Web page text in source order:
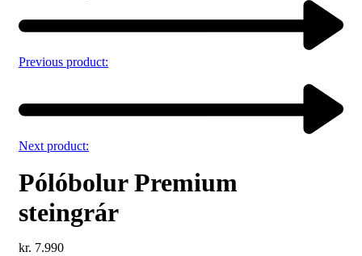
Previous product:
Next product:
Pólóbolur Premium
steingrár
kr. 7.990